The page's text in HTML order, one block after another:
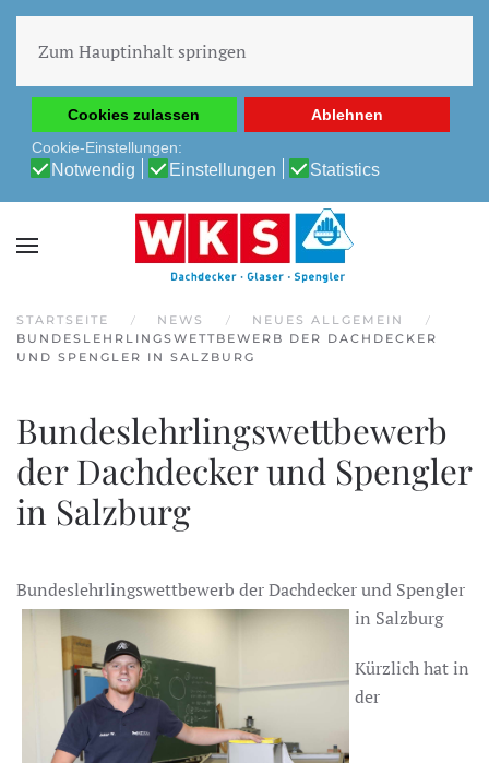
Erfahrung auf unserer Website zu ermöglichen.
Cookie-Richtlinie
Datenschutz-Bestimmungen
Cookies zulassen
Ablehnen
Cookie-Einstellungen:
Notwendig Einstellungen Statistics
Zum Hauptinhalt springen
STARTSEITE NEWS
NEUES ALLGEMEIN
BUNDESLEHRLINGSWETTBEWERB DER DACHDECKER
UND SPENGLER IN SALZBURG
Bundeslehrlingswettbewerb
der Dachdecker und Spengler
in Salzburg
Bundeslehrlingswettbewerb der Dachdecker und Spengler
in Salzburg
Kürzlich hat in
der